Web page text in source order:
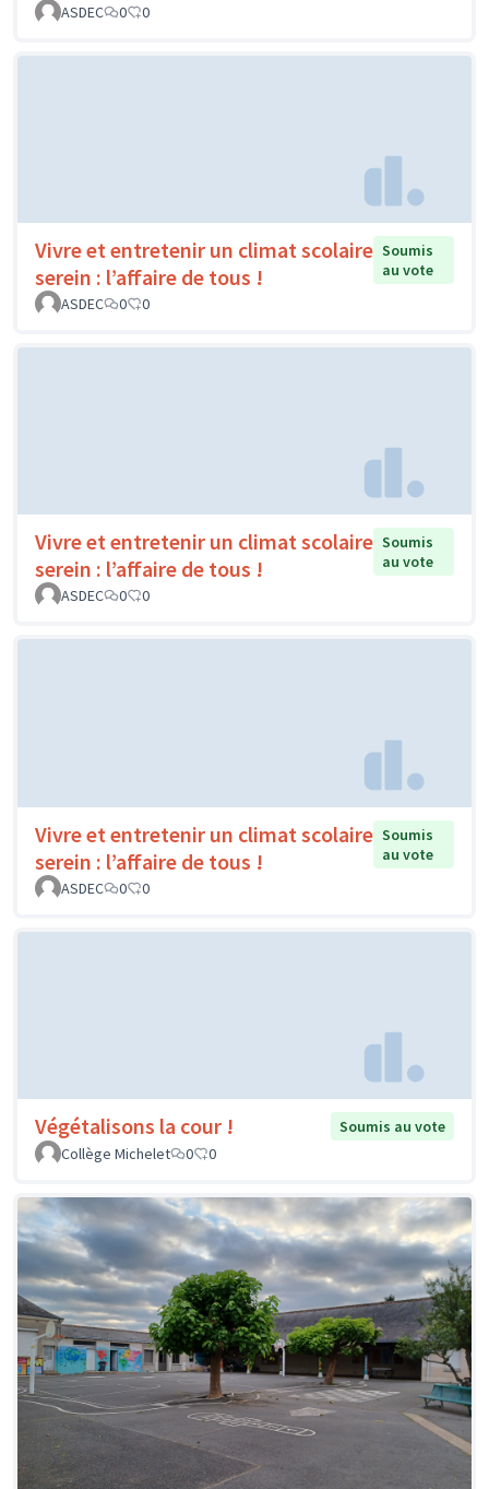
ASDEC
0 0
Vivre et entretenir un climat scolaire
serein : l’affaire de tous !
Soumis
au vote
ASDEC
0 0
Vivre et entretenir un climat scolaire
serein : l’affaire de tous !
Soumis
au vote
ASDEC
0 0
Vivre et entretenir un climat scolaire
serein : l’affaire de tous !
Soumis
au vote
ASDEC
0 0
Végétalisons la cour !
Soumis au vote
Collège Michelet
0 0